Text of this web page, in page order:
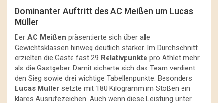
Dominanter Auftritt des AC Meißen um Lucas
Müller
Der AC Meißen präsentierte sich über alle
Gewichtsklassen hinweg deutlich stärker. Im Durchschnitt
erzielten die Gäste fast 29 Relativpunkte pro Athlet mehr
als die Gastgeber. Damit sicherte sich das Team verdient
den Sieg sowie drei wichtige Tabellenpunkte. Besonders
Lucas Müller setzte mit 180 Kilogramm im Stoßen ein
klares Ausrufezeichen. Auch wenn diese Leistung unter